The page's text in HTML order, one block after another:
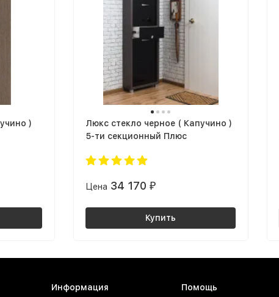
)
Люкс стекло черное ( Капучино )
5-ти секционный Плюс
Цена 34 170 ₽
Купить
Информация Помощь